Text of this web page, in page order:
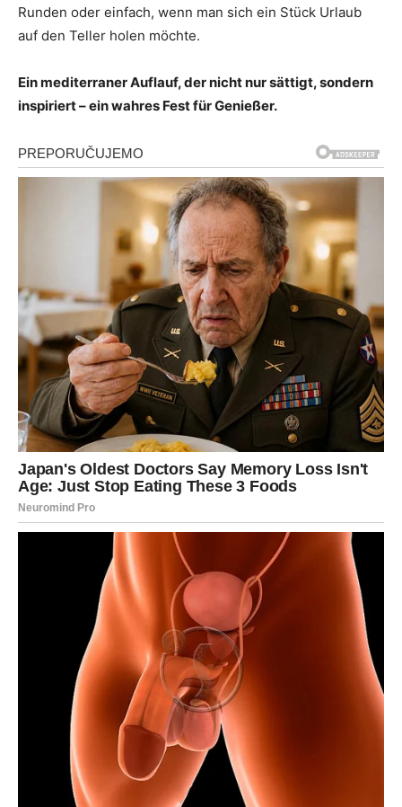
Runden oder einfach, wenn man sich ein Stück Urlaub
auf den Teller holen möchte.
Ein mediterraner Auflauf, der nicht nur sättigt, sondern
inspiriert – ein wahres Fest für Genießer.